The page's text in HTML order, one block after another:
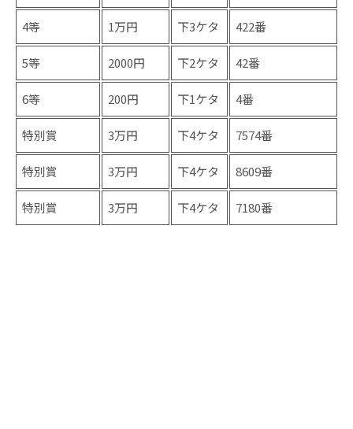
4等 1万円 下3ケタ 422番
5等 2000円 下2ケタ 42番
6等 200円 下1ケタ 4番
特別賞 3万円 下4ケタ 7574番
特別賞 3万円 下4ケタ 8609番
特別賞 3万円 下4ケタ 7180番